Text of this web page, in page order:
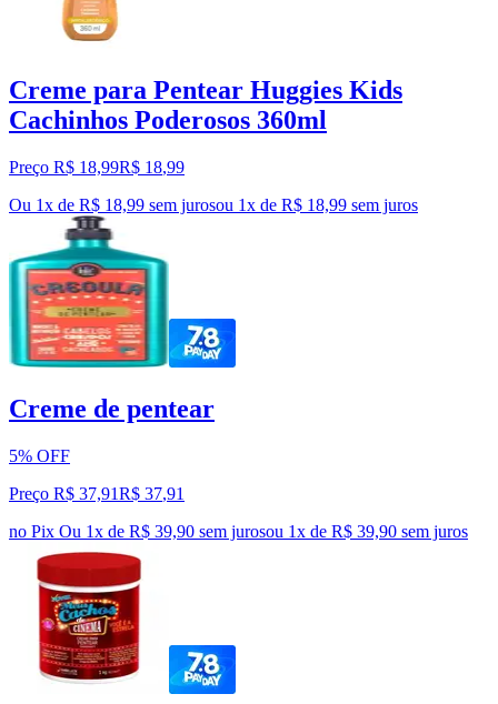
Creme para Pentear Huggies Kids
Cachinhos Poderosos 360ml
Preço R$ 18,99R$ 18,99
Ou 1x de R$ 18,99 sem jurosou 1x de R$ 18,99 sem juros
Creme de pentear
5% OFF
Preço R$ 37,91R$ 37,91
no Pix Ou 1x de R$ 39,90 sem jurosou 1x de R$ 39,90 sem juros